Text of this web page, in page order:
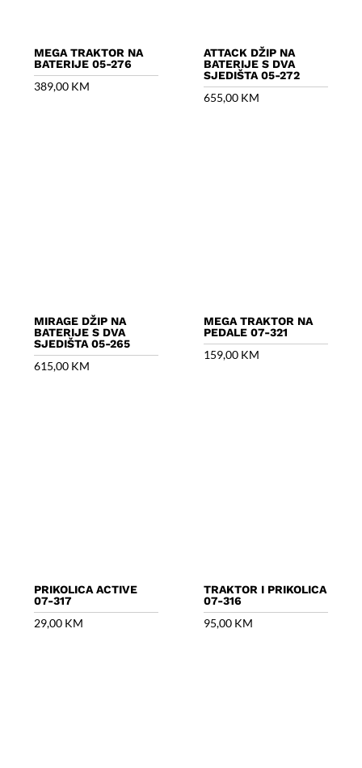
MEGA TRAKTOR NA
BATERIJE 05-276
389,00 KM
ATTACK DŽIP NA
BATERIJE S DVA
SJEDIŠTA 05-272
655,00 KM
MIRAGE DŽIP NA
BATERIJE S DVA
SJEDIŠTA 05-265
615,00 KM
MEGA TRAKTOR NA
PEDALE 07-321
159,00 KM
PRIKOLICA ACTIVE
07-317
29,00 KM
TRAKTOR I PRIKOLICA
07-316
95,00 KM